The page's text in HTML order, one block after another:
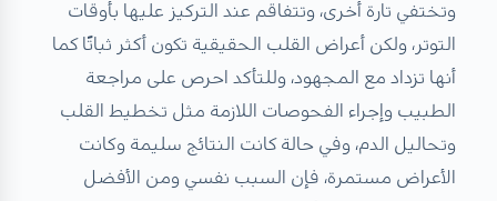
وتختفي تارة أخرى، وتتفاقم عند التركيز عليها بأوقات
التوتر، ولكن أعراض القلب الحقيقية تكون أكثر ثباتًا كما
أنها تزداد مع المجهود، وللتأكد احرص على مراجعة
الطبيب وإجراء الفحوصات اللازمة مثل تخطيط القلب
وتحاليل الدم، وفي حالة كانت النتائج سليمة وكانت
الأعراض مستمرة، فإن السبب نفسي ومن الأفضل